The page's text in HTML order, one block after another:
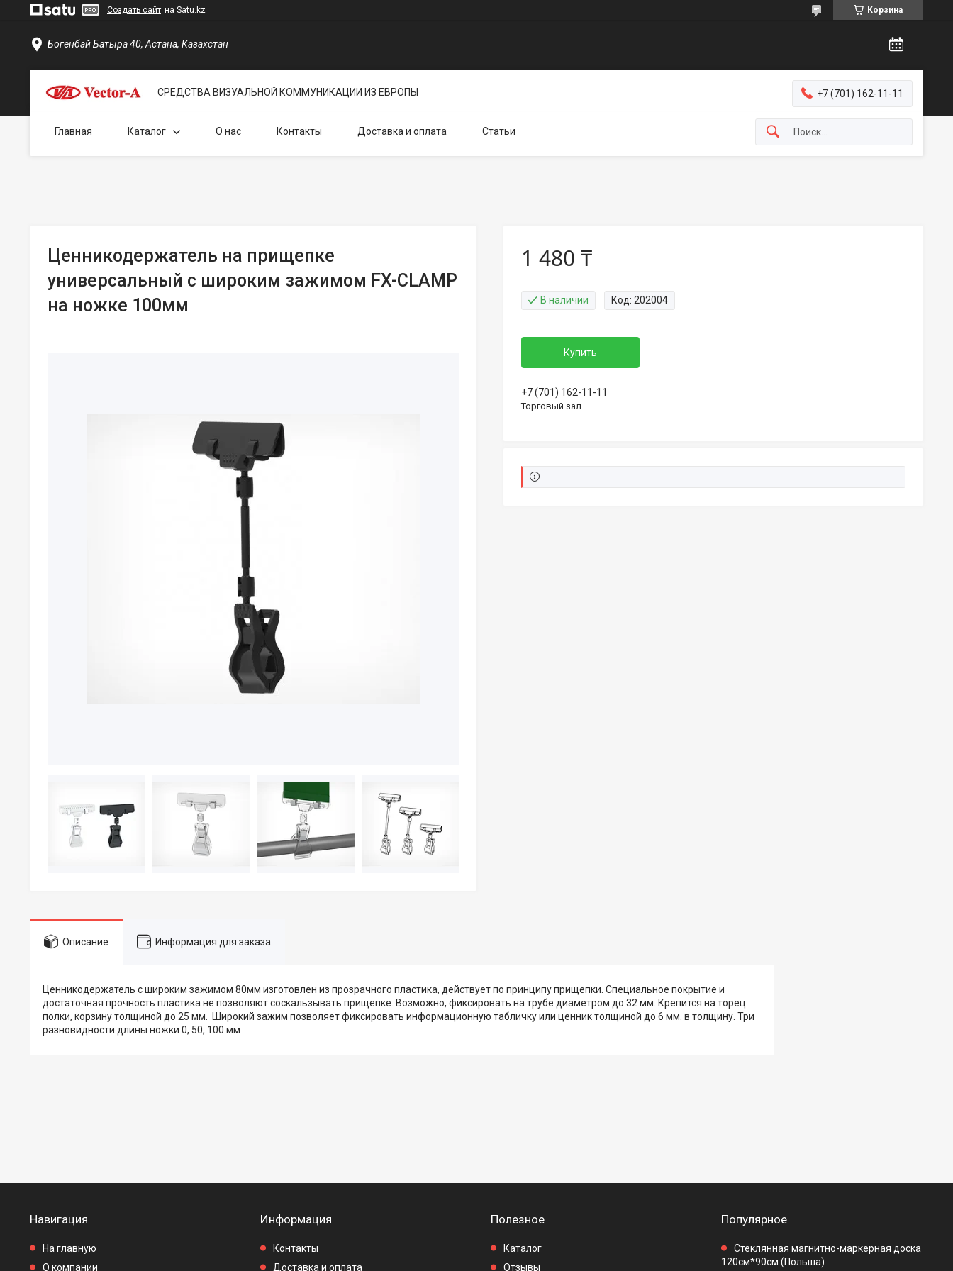
Создать сайт на Satu.kz Корзина
Богенбай Батыра 40, Астана, Казахстан
СРЕДСТВА ВИЗУАЛЬНОЙ КОММУНИКАЦИИ ИЗ ЕВРОПЫ +7 (701) 162-11-11
Главная Каталог О нас Контакты Доставка и оплата Статьи
Ценникодержатель на прищепке
универсальный с широким зажимом FX-CLAMP
на ножке 100мм
1 480 ₸
В наличии Код: 202004
Купить
+7 (701) 162-11-11
Торговый зал
Описание Информация для заказа
Ценникодержатель с широким зажимом 80мм изготовлен из прозрачного пластика, действует по принципу прищепки. Специальное покрытие и
достаточная прочность пластика не позволяют соскальзывать прищепке. Возможно, фиксировать на трубе диаметром до 32 мм. Крепится на торец
полки, корзину толщиной до 25 мм. Широкий зажим позволяет фиксировать информационную табличку или ценник толщиной до 6 мм. в толщину. Три
разновидности длины ножки 0, 50, 100 мм
Навигация
На главную
О компании
Информация
Контакты
Доставка и оплата
Полезное
Каталог
Отзывы
Популярное
Стеклянная магнитно-маркерная доска
120см*90см (Польша)